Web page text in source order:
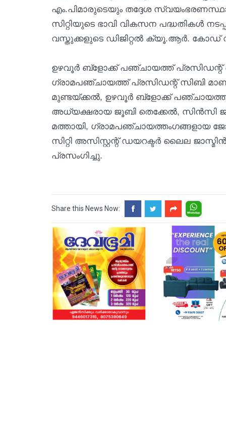
എം.പിമാരുടെയും തദ്ദേശ
സിറ്റിയുടെ ഭാവി വികസന പദ്ധതികൾ
വസ്തുക്കളുടെ ഡിജിറ്റൽ ക്യൂ.ആർ. കോഡ്
ഉഴവൂർ ബ്‌ളോക്ക് പഞ്ചായത്ത് പ്രസിഡന്റ്
ഗ്രാമപഞ്ചായത്ത് പ്രസിഡന്റ് സിബി
മുണ്ടയ്ക്കൽ, ഉഴവൂർ ബ്‌ളോക്ക്
അധ്യക്ഷരായ ജൂബി തെക്കേൽ, സിൻസി
മത്തായി, ഗ്രാമപഞ്ചായത്തംഗങ്ങളായ
സിറ്റി അസിസ്റ്റന്റ് ഡയറക്ടർ ലൈല
പ്രസംഗിച്ചു.
Share this News Now: